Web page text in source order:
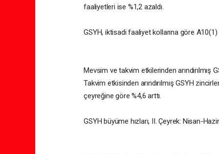
faaliyetleri ise %1,2 azaldı.
GSYH, iktisadi faaliyet kollarına göre
Mevsim ve takvim etkilerinden
Takvim etkisinden arındırılmış GSYH
çeyreğine göre %4,6 arttı.
GSYH büyüme hızları, II. Çeyrek: Nisan-